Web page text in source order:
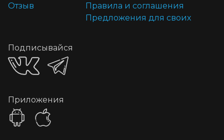
Отзыв
Правила и соглашения
Предложения для своих
Подписывайся
Приложения